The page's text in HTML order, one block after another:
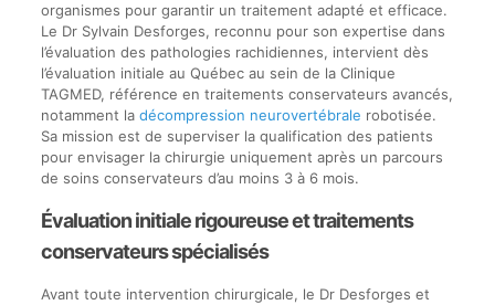
organismes pour garantir un traitement adapté et efficace.
Le Dr Sylvain Desforges, reconnu pour son expertise dans
l’évaluation des pathologies rachidiennes, intervient dès
l’évaluation initiale au Québec au sein de la Clinique
TAGMED, référence en traitements conservateurs avancés,
notamment la décompression neurovertébrale robotisée.
Sa mission est de superviser la qualification des patients
pour envisager la chirurgie uniquement après un parcours
de soins conservateurs d’au moins 3 à 6 mois.
Évaluation initiale rigoureuse et traitements
conservateurs spécialisés
Avant toute intervention chirurgicale, le Dr Desforges et